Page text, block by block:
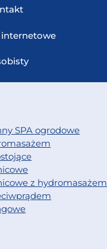
internetowe
SPA ogrodowe
z hydromasażem